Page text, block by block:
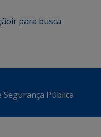
ir para busca
Segurança Pública